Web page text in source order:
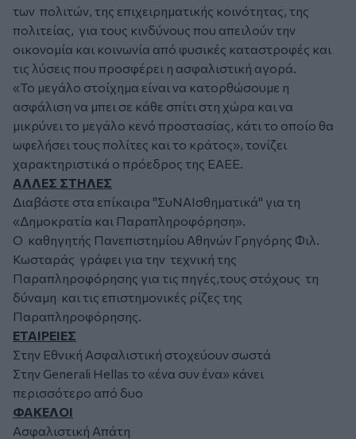
των πολιτών, της επιχειρηματικής κοινότητας, της
πολιτείας, για τους κινδύνους που απειλούν την
οικονομία και κοινωνία από φυσικές καταστροφές και
τις λύσεις που προσφέρει η ασφαλιστική αγορά.
«Το μεγάλο στοίχημα είναι να κατορθώσουμε η
ασφάλιση να μπει σε κάθε σπίτι στη χώρα και να
μικρύνει το μεγάλο κενό προστασίας, κάτι το οποίο θα
ωφελήσει τους πολίτες και το κράτος», τονίζει
χαρακτηριστικά ο πρόεδρος της ΕΑΕΕ.
ΑΛΛΕΣ ΣΤΗΛΕΣ
Διαβάστε στα επίκαιρα "ΣυΝΑΙσθηματικά" για τη
«Δημοκρατία και Παραπληροφόρηση».
Ο καθηγητής Πανεπιστημίου Αθηνών Γρηγόρης Φιλ.
Κωσταράς γράφει για την τεχνική της
Παραπληροφόρησης για τις πηγές,τους στόχους τη
δύναμη και τις επιστημονικές ρίζες της
Παραπληροφόρησης.
ΕΤΑΙΡΕΙΕΣ
Στην Εθνική Ασφαλιστική στοχεύουν σωστά
Στην Generali Hellas το «ένα συν ένα» κάνει
περισσότερο από δυο
ΦΑΚΕΛΟΙ
Ασφαλιστική Απάτη